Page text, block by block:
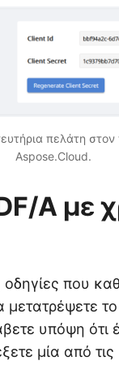
πελάτη
Aspose.Cloud.
A με
που
υπόψη ότι
μία από